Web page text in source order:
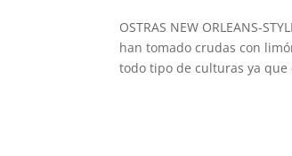
OSTRAS NEW ORLEANS-
han tomado crudas con
todo tipo de culturas ya que